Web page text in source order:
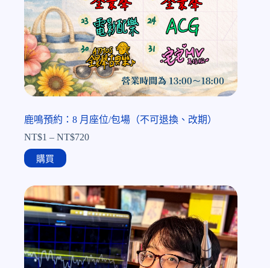
鹿鳴預約：8 月座位/包場（不可退換、改期）
NT$1 – NT$720
購買